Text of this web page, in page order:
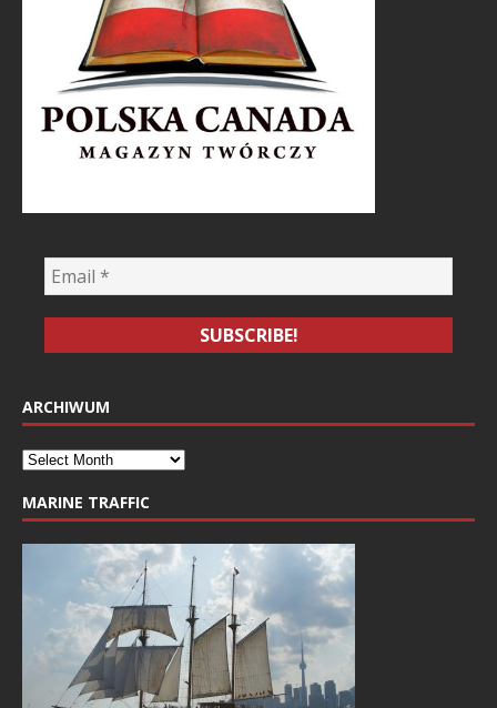
ARCHIWUM
MARINE TRAFFIC